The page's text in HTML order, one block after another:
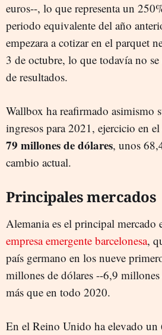
euros--, lo que representa un
periodo equivalente del año
empezara a cotizar en el parquet
3 de octubre, lo que todavía no
de resultados.
Wallbox ha reafirmado asimismo
ingresos para 2021, ejercicio en
79 millones de dólares, unos
cambio actual.
Principales mercados
Alemania es el principal mercado
empresa emergente barcelonesa,
país germano en los nueve
millones de dólares --6,9
más que en todo 2020.
En el Reino Unido ha elevado un